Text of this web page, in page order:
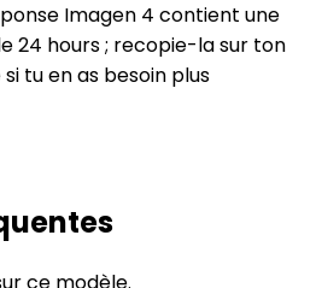
Imagen 4 contient une
24 hours ; recopie-la sur ton
tu en as besoin plus
ce modèle.